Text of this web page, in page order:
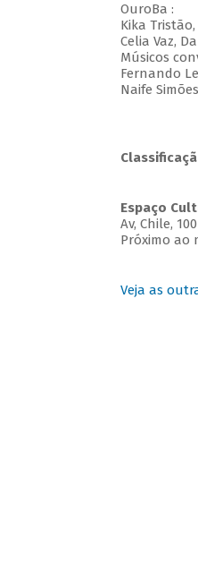
OuroBa :
Kika
Celia Vaz,
Músicos
Fernando
Naife
Espaço
Av, Chile,
Próximo ao
Veja as